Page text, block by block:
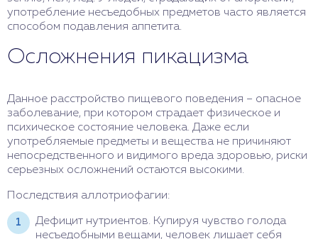
употребление несъедобных предметов часто является
способом подавления аппетита.
Осложнения пикацизма
Данное расстройство пищевого поведения – опасное
заболевание, при котором страдает физическое и
психическое состояние человека. Даже если
употребляемые предметы и вещества не причиняют
непосредственного и видимого вреда здоровью, риски
серьезных осложнений остаются высокими.
Последствия аллотриофагии:
Дефицит нутриентов. Купируя чувство голода
несъедобными вещами, человек лишает себя